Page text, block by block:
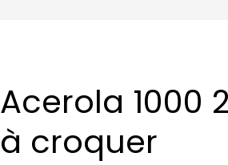
Acerola 1000
à croquer